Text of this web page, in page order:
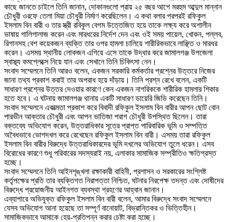
কাছে জানতে চাইলে তিনি জানান, দোকানগুলো প্রায় ২৫ বছর আগে মরহুম আব্দুল মান্নান
চৌধুরী ওরফে তেলা মিয়া চৌধুরী নির্মাণ করেছিলেন। এ কথা বলার পরপরই রফিকুল
ইসলাম বিন বারী ও তার স্ত্রী রবিকুল বেগম উত্তেজিত হয়ে তাকে লক্ষ্য করে অশালীন
ভাষায় গালিগালাজ করেন এবং মারধরের নির্দেশ দেন এবং ওই সময় পায়েল, খোকন, পল্লব,
রিগানসহ বেশ কয়েকজন ব্যক্তি তার ওপর হামলা চালিয়ে শারীরিকভাবে লাঞ্ছিত ও মারধর
করেন। এসময় স্থানীয় লোকজন এগিয়ে এসে তাকে উদ্ধার করে জামালগঞ্জ উপজেলা
স্বাস্থ্য কমপ্লেক্সে নিয়ে যান এবং সেখানে তিনি চিকিৎসা নেন।
‎সংবাদ সম্মেলনে তিনি আরও বলেন, একজন সরকারি কর্মকর্তার প্রশ্নের উত্তরে নিজের
জানা তথ্য প্রকাশ করাই তার অপরাধ হয়ে দাঁড়ায়। তিনি প্রশ্ন রেখে বলেন, একটি
সাধারণ প্রশ্নের উত্তর দেওয়ার কারণে কেন একজন নাগরিককে শারীরিক হামলার শিকার
হতে হবে। এ ঘটনায় জামালগঞ্জ থানায় একটি সাধারণ ডায়েরি জিডি করেছেন তিনি।
‎সংবাদ সম্মেলনে একাত্মতা প্রকাশ করে বিবাদী রফিকুল ইসলাম বিন বারীর আপন ছোট বোন
পারভীন আক্তার চৌধুরী এবং আপন ভাতিজা পরাগ চৌধুরী উপস্থিত ছিলেন। তারা
বক্তব্যে অভিযোগ করেন, উত্তরাধিকার সূত্রে প্রাপ্ত পারিবারিক ভূমি ও সম্পত্তি
অবৈধভাবে ভোগদখল করে রেখেছেন রফিকুল ইসলাম বিন বারী। এসময় তারা রফিকুল
ইসলাম বিন বারীর বিরুদ্ধে উত্তরাধিকারদের ভূমি দখলের অভিযোগ তুলে ধরেন। এসব
বিরোধের কারণে শুধু পরিবারের সদস্যরাই নয়, এলাকার সামাজিক সম্প্রীতিও ক্ষতিগ্রস্ত
হচ্ছে।
‎সংবাদ সম্মেলনে তিনি আইনশৃঙ্খলা রক্ষাকারী বাহিনী, প্রশাসন ও সরকারের সংশ্লিষ্ট
কর্তৃপক্ষের প্রতি তার ব্যক্তিগত নিরাপত্তা নিশ্চিত, ঘটনার নিরপেক্ষ তদন্ত এবং দোষীদের
বিরুদ্ধে প্রয়োজনীয় আইনগত ব্যবস্থা গ্রহণের আহ্বান জানান।
‎এব্যাপারে অভিযুক্ত রফিকুল ইসলাম বিন বারী বলেন, আমার বিরুদ্ধে সংবাদ সম্মেলনে
যেসব অভিযোগ আনা হয়েছে তা সম্পূর্ণ বানোয়াট, বিভ্রান্তিকর ও ভিত্তিহীন।
সামাজিকভাবে আমাকে হেয়-প্রতিপন্ন করার চেষ্টা করা হচ্ছে।